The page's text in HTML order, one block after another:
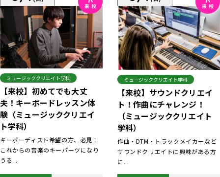
ミュージッククリエイト学科
【来校】初めてでも大丈
夫！キーボードレッスン体
験（ミュージッククリエイ
ト学科）
キーボーディスト希望の方、必見！
これからの音楽のキーパーツになり
うる...
ミュージッククリエイト学科
【来校】サウンドクリエイ
ト！作曲にチャレンジ！
（ミュージッククリエイト
学科）
作曲・DTM・トラックメイカーなど
サウンドクリエイトに興味がある方
に...